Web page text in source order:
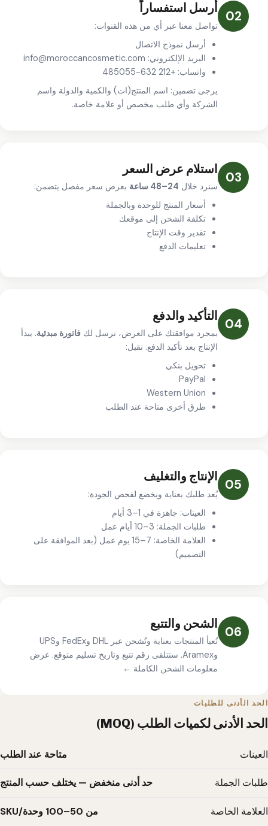
02 أرسل استفساراً
تواصل معنا عبر أي من هذه القنوات:
أرسل نموذج الاتصال
البريد الإلكتروني: info@moroccancosmetic.com
واتساب: +212 632-485055
يرجى تضمين: اسم المنتج(ات) والكمية والدولة واسم
الشركة وأي طلب مخصص أو علامة خاصة.
03 استلام عرض السعر
سنرد خلال 24–48 ساعة
بعرض سعر مفصل يتضمن:
أسعار المنتج للوحدة وبالجملة
تكلفة الشحن إلى موقعك
تقدير وقت الإنتاج
تعليمات الدفع
04 التأكيد والدفع
بمجرد موافقتك على العرض، نرسل لك فاتورة مبدئية. يبدأ
الإنتاج بعد تأكيد الدفع. نقبل:
تحويل بنكي
PayPal
Western Union
طرق أخرى متاحة عند الطلب
05 الإنتاج والتغليف
يُعد طلبك بعناية ويخضع لفحص الجودة:
العينات: جاهزة في 1–3 أيام
طلبات الجملة: 3–10 أيام عمل
العلامة الخاصة: 7–15 يوم عمل (بعد الموافقة على
التصميم)
06 الشحن والتتبع
تُعبأ المنتجات بعناية وتُشحن عبر DHL وFedEx وUPS
وAramex. ستتلقى رقم تتبع وتاريخ تسليم متوقع.
عرض
معلومات الشحن الكاملة ←
الحد الأدنى للطلبات
الحد الأدنى لكميات الطلب (MOQ)
العينات متاحة عند الطلب
طلبات الجملة حد أدنى منخفض — يختلف حسب المنتج
العلامة الخاصة من 50–100 وحدة/SKU